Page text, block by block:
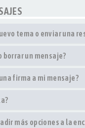
tema o enviar una
borrar un mensaje?
firma a mi mensaje?
más opciones a la